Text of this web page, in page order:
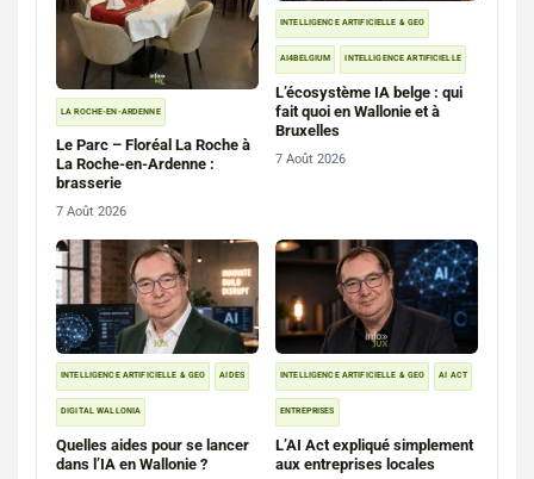
LA ROCHE-EN-ARDENNE
Le Parc – Floréal La Roche à
La Roche-en-Ardenne :
brasserie
7 Août 2026
INTELLIGENCE ARTIFICIELLE & GEO
AI4BELGIUM INTELLIGENCE ARTIFICIELLE
L’écosystème IA belge : qui
fait quoi en Wallonie et à
Bruxelles
7 Août 2026
INTELLIGENCE ARTIFICIELLE & GEO AIDES
DIGITAL WALLONIA
Quelles aides pour se lancer
dans l’IA en Wallonie ?
INTELLIGENCE ARTIFICIELLE & GEO AI ACT
ENTREPRISES
L’AI Act expliqué simplement
aux entreprises locales